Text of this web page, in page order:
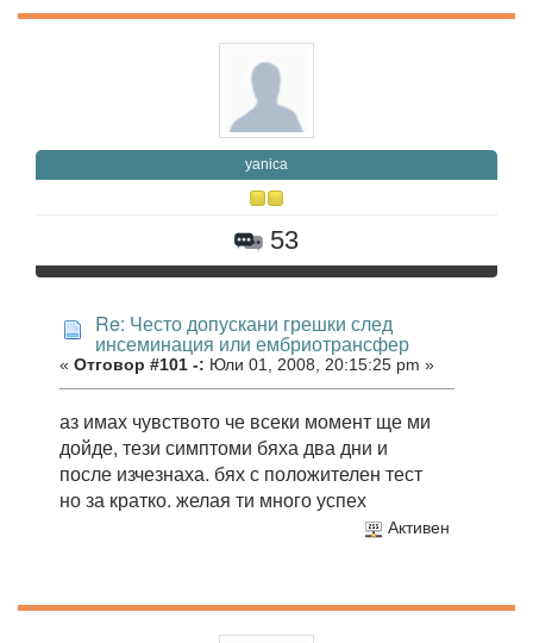
yanica
53
Re: Често допускани грешки след
инсеминация или ембриотрансфер
« Отговор #101 -: Юли 01, 2008, 20:15:25 pm »
аз имах чувството че всеки момент ще ми
дойде, тези симптоми бяха два дни и
после изчезнаха. бях с положителен тест
но за кратко. желая ти много успех
Активен